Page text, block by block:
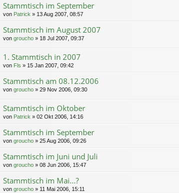
Stammtisch im September
von Patrick » 13 Aug 2007, 08:57
Stammtisch im August 2007
von groucho » 18 Jul 2007, 09:37
1. Stammtisch in 2007
von Fls » 15 Jan 2007, 09:42
Stammtisch am 08.12.2006
von groucho » 29 Nov 2006, 09:30
Stammtisch im Oktober
von Patrick » 02 Okt 2006, 14:16
Stammtisch im September
von groucho » 25 Aug 2006, 09:26
Stammtisch im Juni und Juli
von groucho » 08 Jun 2006, 15:47
Stammtisch im Mai...?
von groucho » 11 Mai 2006, 15:11